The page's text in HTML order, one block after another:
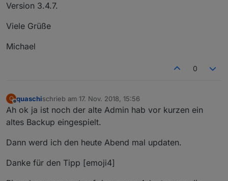
Version 3.4.7.
Viele Grüße
Michael
0
Q
Offline
quaschischrieb am 17. Nov. 2018, 15:56
zuletzt editiert von
Ah ok ja ist noch der alte Admin hab vor kurzen ein
altes Backup eingespielt.
Dann werd ich den heute Abend mal updaten.
Danke für den Tipp [emoji4]